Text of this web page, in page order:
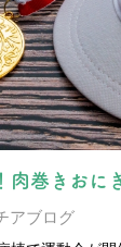
肉巻きおに
アブログ